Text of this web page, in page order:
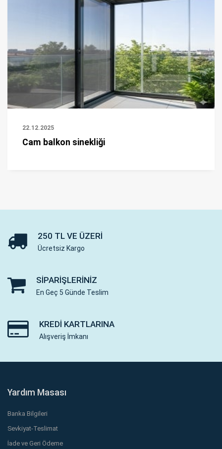
22.12.2025
Cam balkon sinekliği
250 TL VE ÜZERI
Ücretsiz Kargo
SIPARIŞLERINIZ
En Geç 5 Günde Teslim
KREDI KARTLARINA
Alışveriş İmkanı
Yardım Masası
Banka Bilgileri
Sevkiyat-Teslimat
İade ve Geri Ödeme